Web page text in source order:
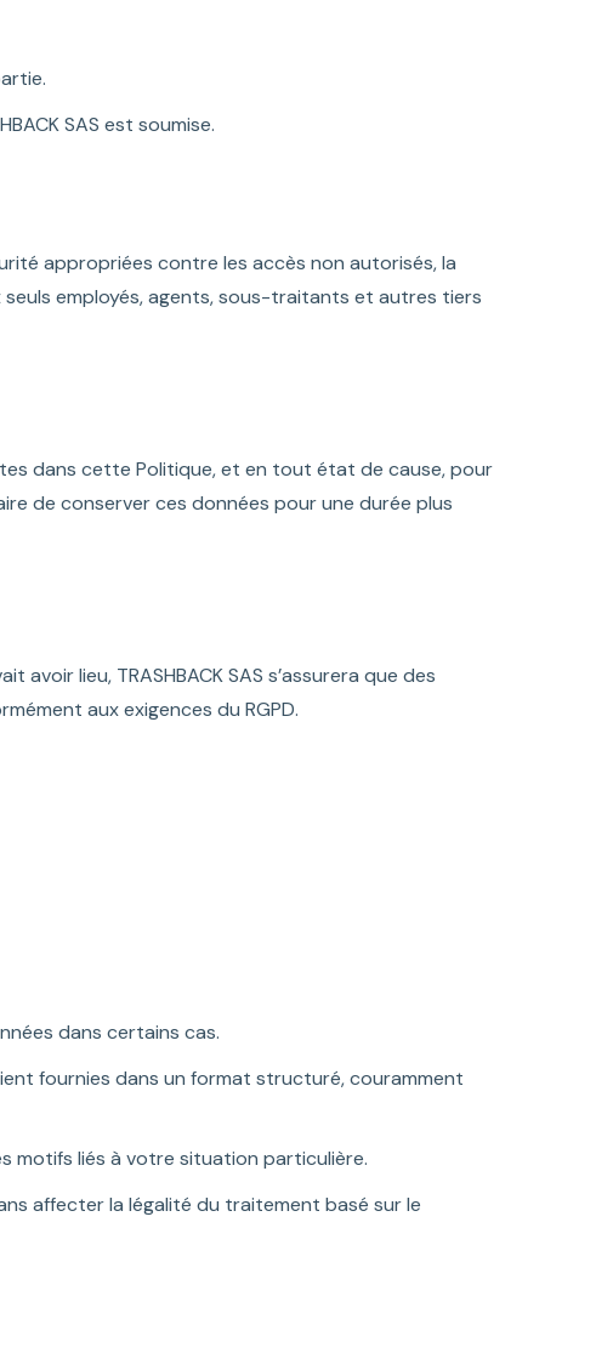
SAS est soumise.
appropriées contre les accès non autorisés, la
seuls employés, agents, sous-traitants et autres tiers
dans cette Politique, et en tout état de cause, pour
de conserver ces données pour une durée plus
lieu, TRASHBACK SAS s’assurera que des
aux exigences du RGPD.
dans certains cas.
fournies dans un format structuré, couramment
motifs liés à votre situation particulière.
affecter la légalité du traitement basé sur le